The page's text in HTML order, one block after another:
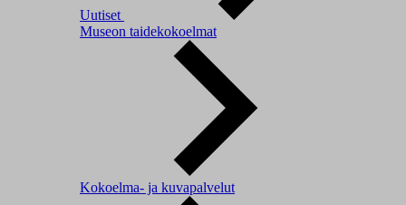
Uutiset
Museon taidekokoelmat
Kokoelma- ja kuvapalvelut